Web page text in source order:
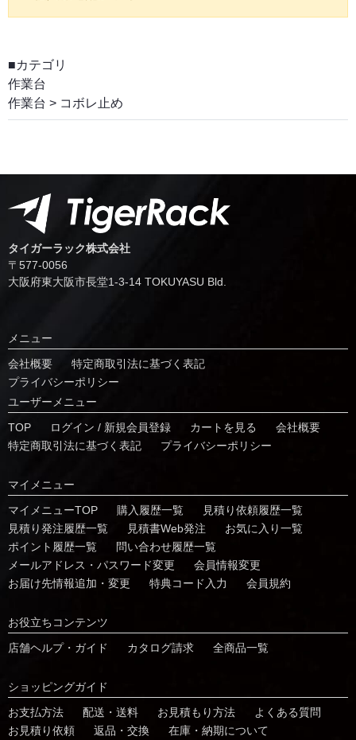
■カテゴリ
作業台
作業台 > コボレ止め
タイガーラック株式会社
〒577-0056
⼤阪府東⼤阪市⻑堂1-3-14 TOKUYASU Bld.
メニュー
会社概要
特定商取引法に基づく表記
プライバシーポリシー
ユーザーメニュー
TOP
ログイン / 新規会員登録 カートを見る
会社概要
特定商取引法に基づく表記
プライバシーポリシー
マイメニュー
マイメニューTOP
購入履歴一覧
⾒積り依頼履歴⼀覧
⾒積り発注履歴⼀覧
見積書Web発注
お気に⼊り⼀覧
ポイント履歴⼀覧
問い合わせ履歴⼀覧
メールアドレス・パスワード変更
会員情報変更
お届け先情報追加・変更
特典コード⼊⼒ 会員規約
お役⽴ちコンテンツ
店舗ヘルプ・ガイド
カタログ請求 全商品一覧
ショッピングガイド
お⽀払⽅法
配送・送料 お見積もり方法
よくある質問
お⾒積り依頼
返品・交換 在庫・納期について